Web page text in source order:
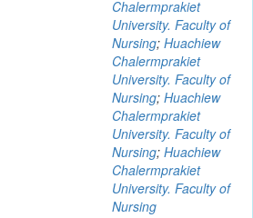
Chalermprakiet
University. Faculty of
Nursing; Huachiew
Chalermprakiet
University. Faculty of
Nursing; Huachiew
Chalermprakiet
University. Faculty of
Nursing; Huachiew
Chalermprakiet
University. Faculty of
Nursing